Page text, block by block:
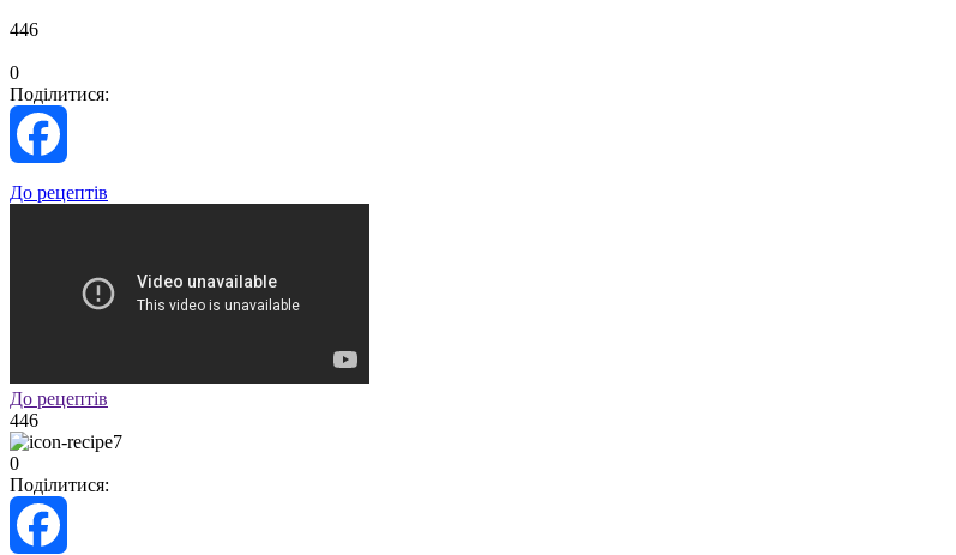
446
0
Поділитися:
Facebook
До рецептів
До рецептів
446
0
Поділитися: